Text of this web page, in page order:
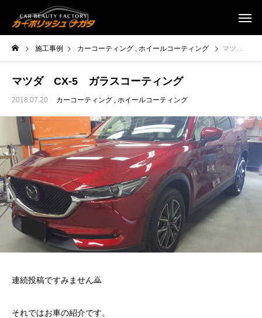
施工事例 カーコーティング ホイールコーティング マツダ CX-5 ガラスコーティング
マツダ CX-5 ガラスコーティング
2018.07.20 カーコーティング ホイールコーティング
連続投稿ですみません🙇
それではお車の紹介です。